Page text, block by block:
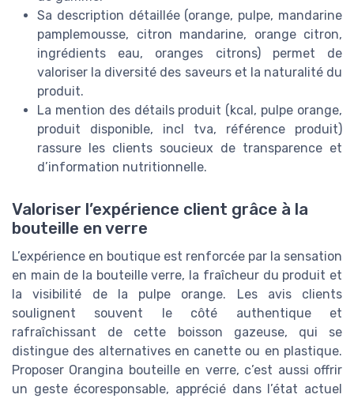
Sa description détaillée (orange, pulpe, mandarine
pamplemousse, citron mandarine, orange citron,
ingrédients eau, oranges citrons) permet de
valoriser la diversité des saveurs et la naturalité du
produit.
La mention des détails produit (kcal, pulpe orange,
produit disponible, incl tva, référence produit)
rassure les clients soucieux de transparence et
d’information nutritionnelle.
Valoriser l’expérience client grâce à la
bouteille en verre
L’expérience en boutique est renforcée par la sensation
en main de la bouteille verre, la fraîcheur du produit et
la visibilité de la pulpe orange. Les avis clients
soulignent souvent le côté authentique et
rafraîchissant de cette boisson gazeuse, qui se
distingue des alternatives en canette ou en plastique.
Proposer Orangina bouteille en verre, c’est aussi offrir
un geste écoresponsable, apprécié dans l’état actuel